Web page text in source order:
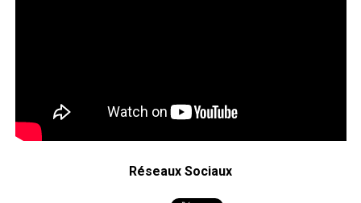
Réseaux Sociaux